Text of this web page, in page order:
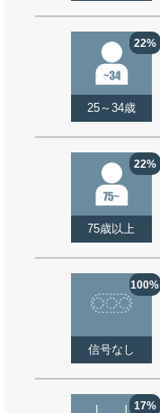
22%
25～34歳
22%
75歳以上
100%
信号なし
17%